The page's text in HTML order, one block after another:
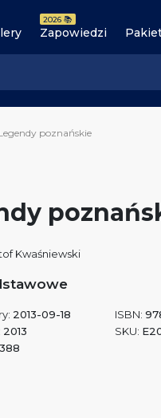
Zapowiedzi
2026 📚
poznańskie
Kwaśniewski
2013-09-18
2013
388
ISBN:
SKU: